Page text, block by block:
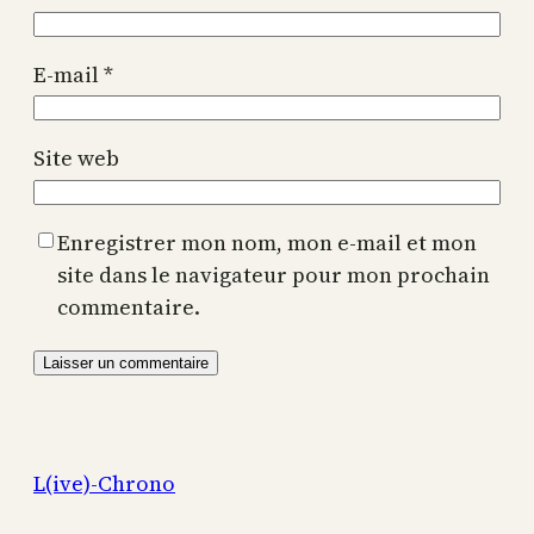
E-mail*
Site web
Enregistrer mon nom, mon e-mail et mon
site dans le navigateur pour mon prochain
commentaire.
L(ive)-Chrono